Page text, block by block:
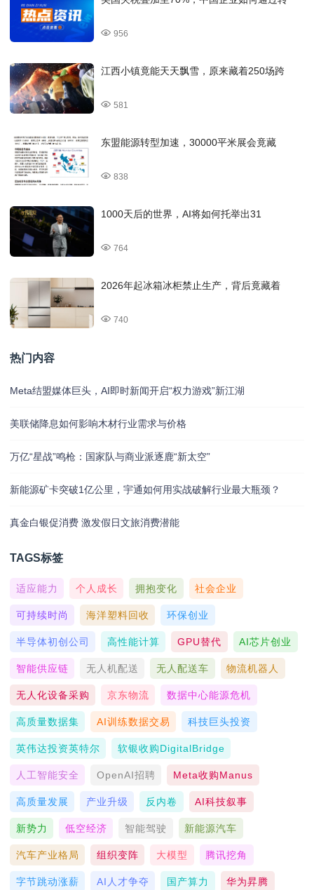
956
江西小镇竟能天天飘雪，原来藏着250场跨
581
东盟能源转型加速，30000平米展会竟藏
838
1000天后的世界，AI将如何托举出31
764
2026年起冰箱冰柜禁止生产，背后竟藏着
740
热门内容
Meta结盟媒体巨头，AI即时新闻开启“权力游戏”新江湖
美联储降息如何影响木材行业需求与价格
万亿“星战”鸣枪：国家队与商业派逐鹿“新太空”
新能源矿卡突破1亿公里，宇通如何用实战破解行业最大瓶颈？
真金白银促消费 激发假日文旅消费潜能
TAGS标签
适应能力 个人成长 拥抱变化 社会企业
可持续时尚 海洋塑料回收 环保创业
半导体初创公司 高性能计算 GPU替代 AI芯片创业
智能供应链 无人机配送 无人配送车 物流机器人
无人化设备采购 京东物流 数据中心能源危机
高质量数据集 AI训练数据交易 科技巨头投资
英伟达投资英特尔 软银收购DigitalBridge
人工智能安全 OpenAI招聘 Meta收购Manus
高质量发展 产业升级 反内卷 AI科技叙事
新势力 低空经济 智能驾驶 新能源汽车
汽车产业格局 组织变阵 大模型 腾讯挖角
字节跳动涨薪 AI人才争夺 国产算力 华为昇腾